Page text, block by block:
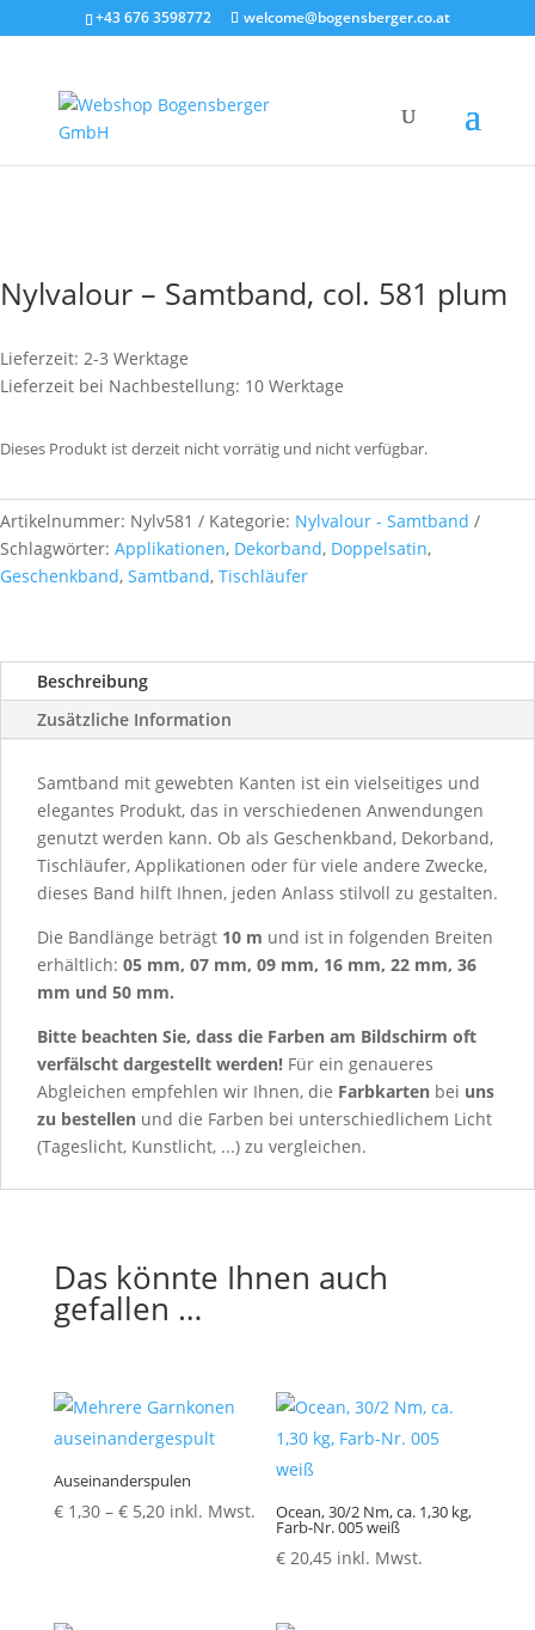
+43 676 3598772 welcome@bogensberger.co.at
Nylvalour – Samtband, col. 581 plum
Lieferzeit: 2-3 Werktage
Lieferzeit bei Nachbestellung: 10 Werktage
Dieses Produkt ist derzeit nicht vorrätig und nicht verfügbar.
Artikelnummer: Nylv581 Kategorie: Nylvalour - Samtband
Schlagwörter: Applikationen, Dekorband, Doppelsatin,
Geschenkband, Samtband, Tischläufer
Beschreibung
Zusätzliche Information
Samtband mit gewebten Kanten ist ein vielseitiges und
elegantes Produkt, das in verschiedenen Anwendungen
genutzt werden kann. Ob als Geschenkband, Dekorband,
Tischläufer, Applikationen oder für viele andere Zwecke,
dieses Band hilft Ihnen, jeden Anlass stilvoll zu gestalten.
Die Bandlänge beträgt 10 m und ist in folgenden Breiten
erhältlich: 05 mm, 07 mm, 09 mm, 16 mm, 22 mm, 36
mm und 50 mm.
Bitte beachten Sie, dass die Farben am Bildschirm oft
verfälscht dargestellt werden! Für ein genaueres
Abgleichen empfehlen wir Ihnen, die Farbkarten bei uns
zu bestellen und die Farben bei unterschiedlichem Licht
(Tageslicht, Kunstlicht, ...) zu vergleichen.
Das könnte Ihnen auch
gefallen …
Auseinanderspulen
€1,30 – €5,20Preisspanne:
inkl. Mwst. Ocean, 30/2 Nm, ca. 1,30 kg,
Farb-Nr. 005 weiß
€ 20,45 inkl. Mwst.